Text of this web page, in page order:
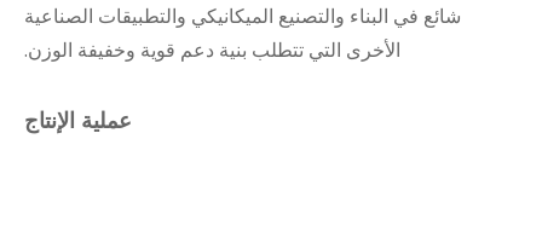
شائع في البناء والتصنيع الميكانيكي والتطبيقات الصناعية
الأخرى التي تتطلب بنية دعم قوية وخفيفة الوزن.
عملية الإنتاج